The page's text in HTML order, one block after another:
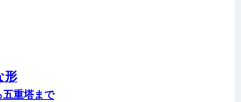
形
五重塔まで